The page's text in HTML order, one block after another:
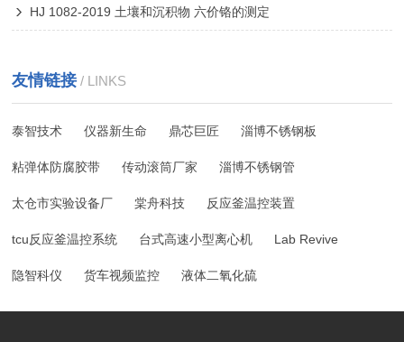
HJ 1082-2019 土壤和沉积物 六价铬的测定
友情链接/ LINKS
泰智技术 仪器新生命 鼎芯巨匠 淄博不锈钢板
粘弹体防腐胶带 传动滚筒厂家 淄博不锈钢管
太仓市实验设备厂 棠舟科技 反应釜温控装置
tcu反应釜温控系统 台式高速小型离心机 Lab Revive
隐智科仪 货车视频监控 液体二氧化硫